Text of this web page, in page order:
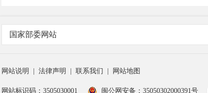
国家部委网站
网站说明 法律声明 联系我们 网站地图
网站标识码：3505030001 闽公网安备：35050302000391号